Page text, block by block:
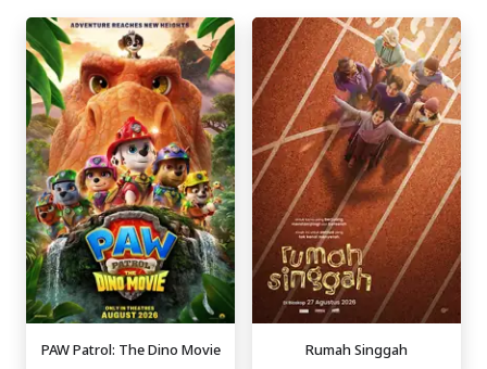
PAW Patrol: The Dino Movie Rumah Singgah